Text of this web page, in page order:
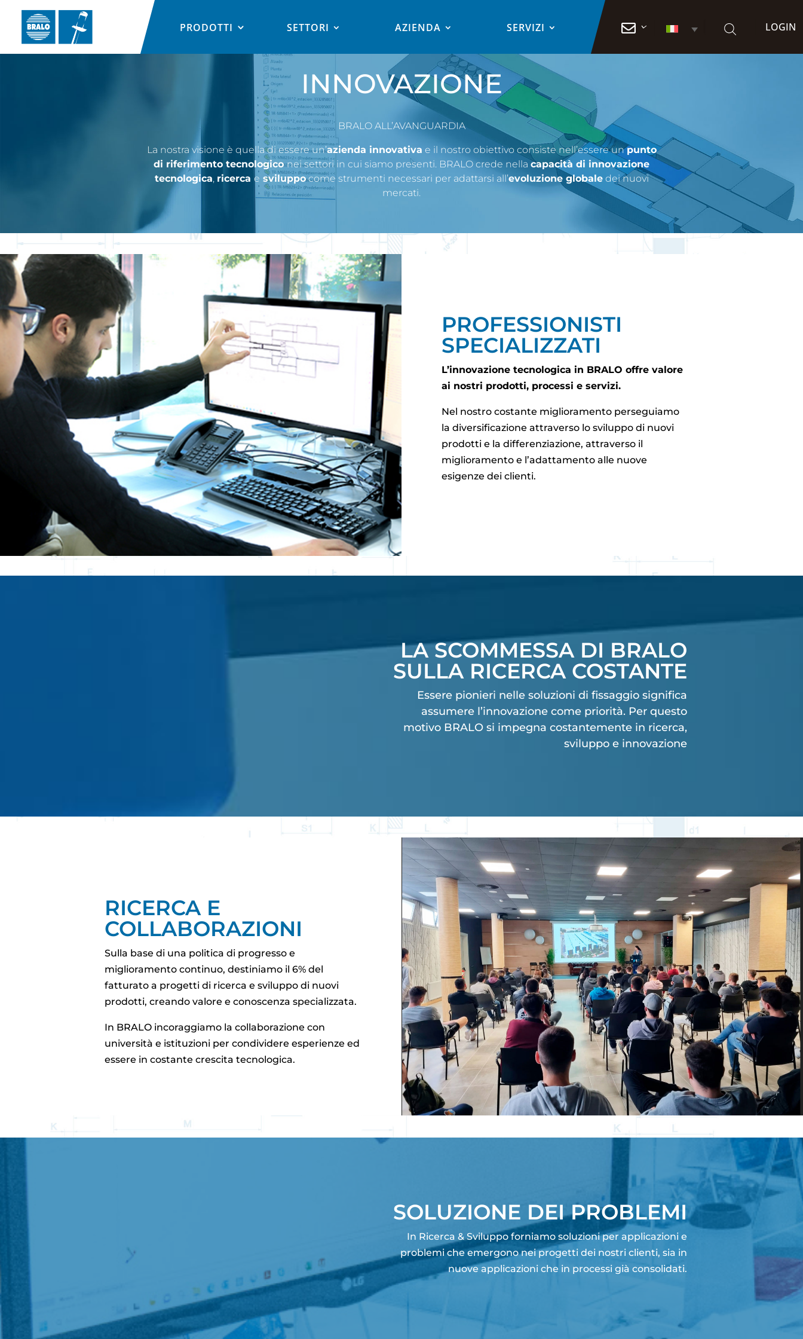
PRODOTTI SETTORI AZIENDA SERVIZI  LOGIN
INNOVAZIONE
BRALO ALL’AVANGUARDIA
La nostra visione è quella di essere un’azienda innovativa e il nostro obiettivo consiste nell’essere unpunto
di riferimento tecnologiconei settori in cui siamo presenti. BRALO crede nella capacità di innovazione
tecnologica, ricerca e sviluppocome strumenti necessari per adattarsi all’evoluzione globaledei nuovi
mercati.
PROFESSIONISTI
SPECIALIZZATI
L’innovazione tecnologica in BRALO offre valore
ai nostri prodotti, processi e servizi.
Nel nostro costante miglioramento perseguiamo
la diversificazione attraverso lo sviluppo di nuovi
prodotti e la differenziazione, attraverso il
miglioramento e l’adattamento alle nuove
esigenze dei clienti.
LA SCOMMESSA DI BRALO
SULLA RICERCA COSTANTE
Essere pionieri nelle soluzioni di fissaggio significa
assumere l’innovazione come priorità. Per questo
motivo BRALO si impegna costantemente in ricerca,
sviluppo e innovazione
RICERCA E
COLLABORAZIONI
Sulla base di una politica di progresso e
miglioramento continuo, destiniamo il 6% del
fatturato a progetti di ricerca e sviluppo di nuovi
prodotti, creando valore e conoscenza specializzata.
In BRALO incoraggiamo la collaborazione con
università e istituzioni per condividere esperienze ed
essere in costante crescita tecnologica.
SOLUZIONE DEI PROBLEMI
In Ricerca & Sviluppo forniamo soluzioni per applicazioni e
problemi che emergono nei progetti dei nostri clienti, sia in
nuove applicazioni che in processi già consolidati.